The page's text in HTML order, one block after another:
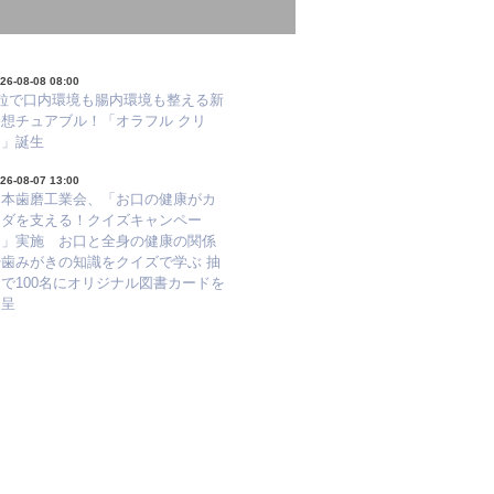
08-08 08:00
で口内環境も腸内環境も整える新
チュアブル！「オラフル クリ
誕生
08-07 13:00
歯磨工業会、「お口の健康がカ
を支える！クイズキャンペー
実施 お口と全身の健康の関係
みがきの知識をクイズで学ぶ 抽
100名にオリジナル図書カードを